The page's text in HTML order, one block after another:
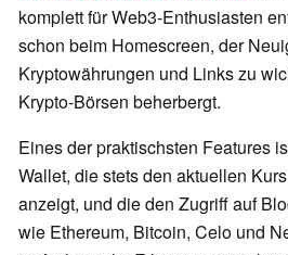
komplett für Web3-Enthusiasten
schon beim Homescreen, der
Kryptowährungen und Links zu
Krypto-Börsen beherbergt.
Eines der praktischsten Features
Wallet, die stets den aktuellen
anzeigt, und die den Zugriff auf
wie Ethereum, Bitcoin, Celo und